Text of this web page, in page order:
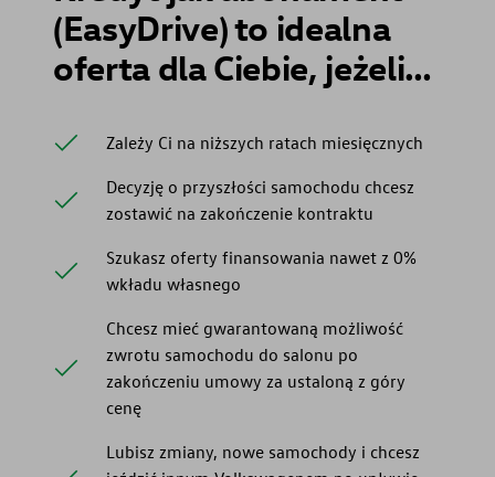
(EasyDrive) to idealna
oferta dla Ciebie, jeżeli…
Zależy Ci na niższych ratach miesięcznych
Decyzję o przyszłości samochodu chcesz
zostawić na zakończenie kontraktu
Szukasz oferty finansowania nawet z 0%
wkładu własnego
Chcesz mieć gwarantowaną możliwość
zwrotu samochodu do salonu po
zakończeniu umowy za ustaloną z góry
cenę
Lubisz zmiany, nowe samochody i chcesz